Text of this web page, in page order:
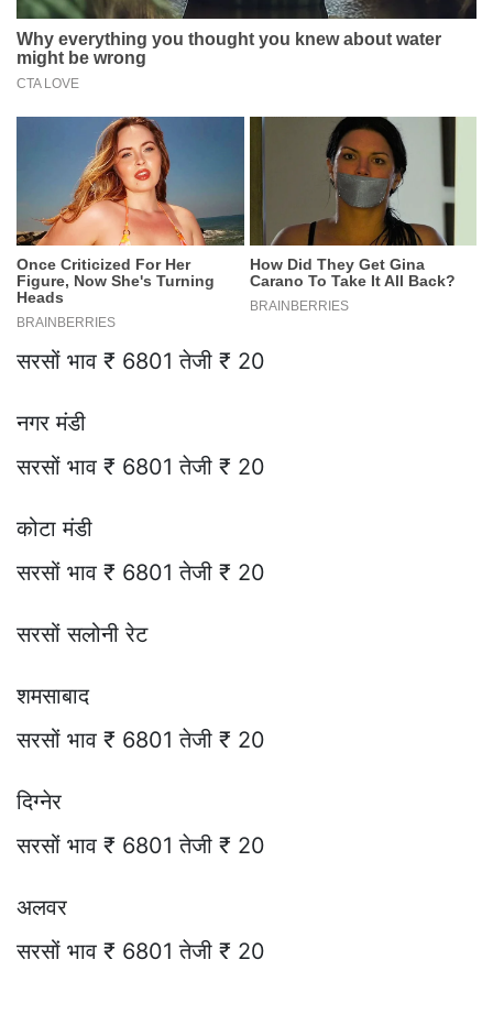
सरसों भाव ₹ 6801 तेजी ₹ 20
नगर मंडी
सरसों भाव ₹ 6801 तेजी ₹ 20
कोटा मंडी
सरसों भाव ₹ 6801 तेजी ₹ 20
सरसों सलोनी रेट
शमसाबाद
सरसों भाव ₹ 6801 तेजी ₹ 20
दिग्नेर
सरसों भाव ₹ 6801 तेजी ₹ 20
अलवर
सरसों भाव ₹ 6801 तेजी ₹ 20